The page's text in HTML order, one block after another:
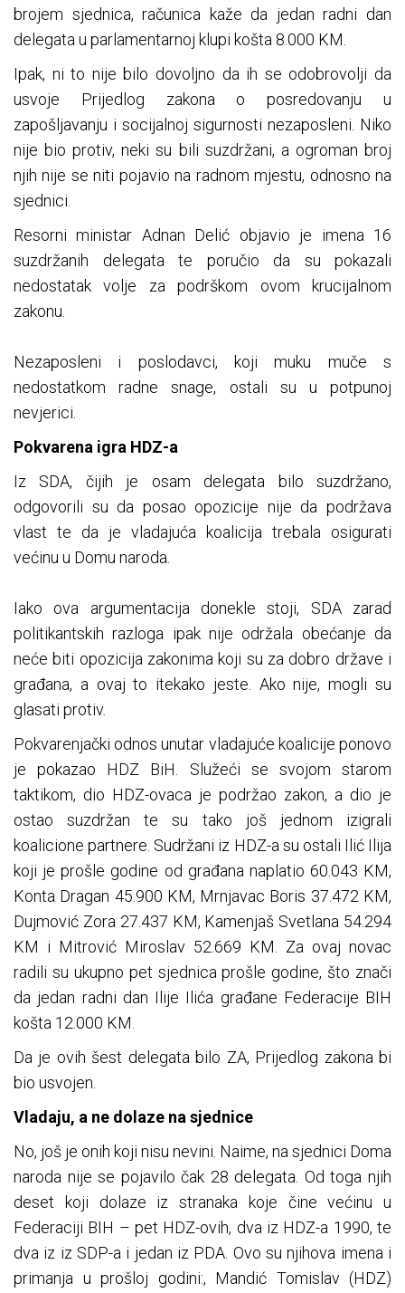
brojem sjednica, računica kaže da jedan radni dan
delegata u parlamentarnoj klupi košta 8.000 KM.
Ipak, ni to nije bilo dovoljno da ih se odobrovolji da
usvoje Prijedlog zakona o posredovanju u
zapošljavanju i socijalnoj sigurnosti nezaposleni. Niko
nije bio protiv, neki su bili suzdržani, a ogroman broj
njih nije se niti pojavio na radnom mjestu, odnosno na
sjednici.
Resorni ministar Adnan Delić objavio je imena 16
suzdržanih delegata te poručio da su pokazali
nedostatak volje za podrškom ovom krucijalnom
zakonu.
Nezaposleni i poslodavci, koji muku muče s
nedostatkom radne snage, ostali su u potpunoj
nevjerici.
Pokvarena igra HDZ-a
Iz SDA, čijih je osam delegata bilo suzdržano,
odgovorili su da posao opozicije nije da podržava
vlast te da je vladajuća koalicija trebala osigurati
većinu u Domu naroda.
Iako ova argumentacija donekle stoji, SDA zarad
politikantskih razloga ipak nije održala obećanje da
neće biti opozicija zakonima koji su za dobro države i
građana, a ovaj to itekako jeste. Ako nije, mogli su
glasati protiv.
Pokvarenjački odnos unutar vladajuće koalicije ponovo
je pokazao HDZ BiH. Služeći se svojom starom
taktikom, dio HDZ-ovaca je podržao zakon, a dio je
ostao suzdržan te su tako još jednom izigrali
koalicione partnere. Sudržani iz HDZ-a su ostali Ilić Ilija
koji je prošle godine od građana naplatio 60.043 KM,
Konta Dragan 45.900 KM, Mrnjavac Boris 37.472 KM,
Dujmović Zora 27.437 KM, Kamenjaš Svetlana 54.294
KM i Mitrović Miroslav 52.669 KM. Za ovaj novac
radili su ukupno pet sjednica prošle godine, što znači
da jedan radni dan Ilije Ilića građane Federacije BIH
košta 12.000 KM.
Da je ovih šest delegata bilo ZA, Prijedlog zakona bi
bio usvojen.
Vladaju, a ne dolaze na sjednice
No, još je onih koji nisu nevini. Naime, na sjednici Doma
naroda nije se pojavilo čak 28 delegata. Od toga njih
deset koji dolaze iz stranaka koje čine većinu u
Federaciji BIH – pet HDZ-ovih, dva iz HDZ-a 1990, te
dva iz iz SDP-a i jedan iz PDA. Ovo su njihova imena i
primanja u prošloj godini:, Mandić Tomislav (HDZ)